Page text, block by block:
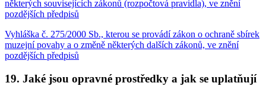
některých souvisejících zákonů (rozpočtová pravidla), ve znění
pozdějších předpisů
Vyhláška č. 275/2000 Sb., kterou se provádí zákon o ochraně sbírek
muzejní povahy a o změně některých dalších zákonů, ve znění
pozdějších předpisů
19. Jaké jsou opravné prostředky a jak se uplatňují